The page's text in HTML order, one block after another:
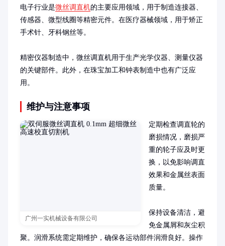
电子行业是微丝调直机的主要应用领域，用于制造连接器、
传感器、微型线圈等精密元件。在医疗器械领域，用于矫正
手术针、牙科钢丝等。
精密仪器制造中，微丝调直机用于生产光学仪器、测量仪器
的关键部件。此外，在珠宝加工和钟表制造中也有广泛应
用。
维护与注意事项
广州一实机械设备有限公司
定期检查调直轮的
磨损情况，磨损严
重的轮子应及时更
换，以免影响调直
效果和金属丝表面
质量。
保持设备清洁，避
免金属屑和灰尘积
聚。润滑系统需定期维护，确保各运动部件润滑良好。操作